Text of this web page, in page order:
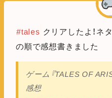
#tales クリアしたよ！ネ
の順で感想書きました
ゲーム『TALES OF
感想